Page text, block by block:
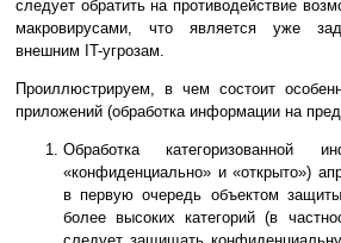
следует обратить на противодействие
макровирусами, что является уже
внешним IT-угрозам.
Проиллюстрируем, в чем состоит
приложений (обработка информации на
Обработка категоризованной
«конфиденциально» и «открыто»)
в первую очередь объектом
более высоких категорий (в